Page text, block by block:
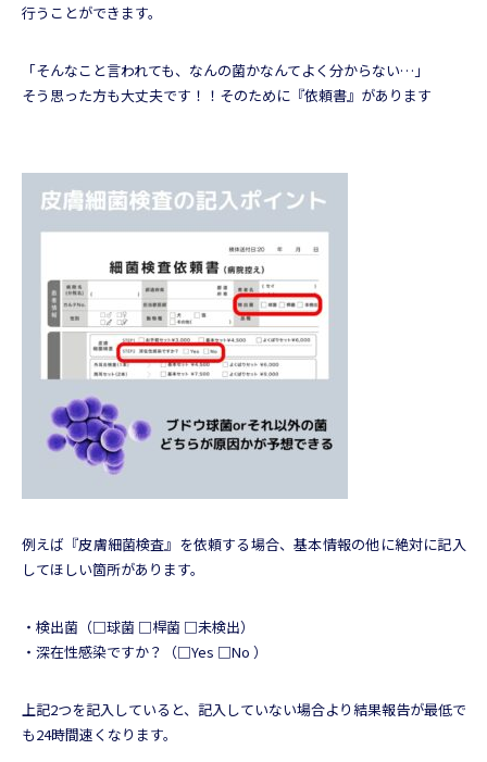
行うことができます。
「そんなこと言われても、なんの菌かなんてよく分からない…」
そう思った方も大丈夫です！！そのために『依頼書』があります
例えば『皮膚細菌検査』を依頼する場合、基本情報の他に絶対に記入
してほしい箇所があります。
・検出菌（□球菌 □桿菌 □未検出）
・深在性感染ですか？（□Yes □No ）
上記2つを記入していると、記入していない場合より結果報告が最低で
も24時間速くなります。